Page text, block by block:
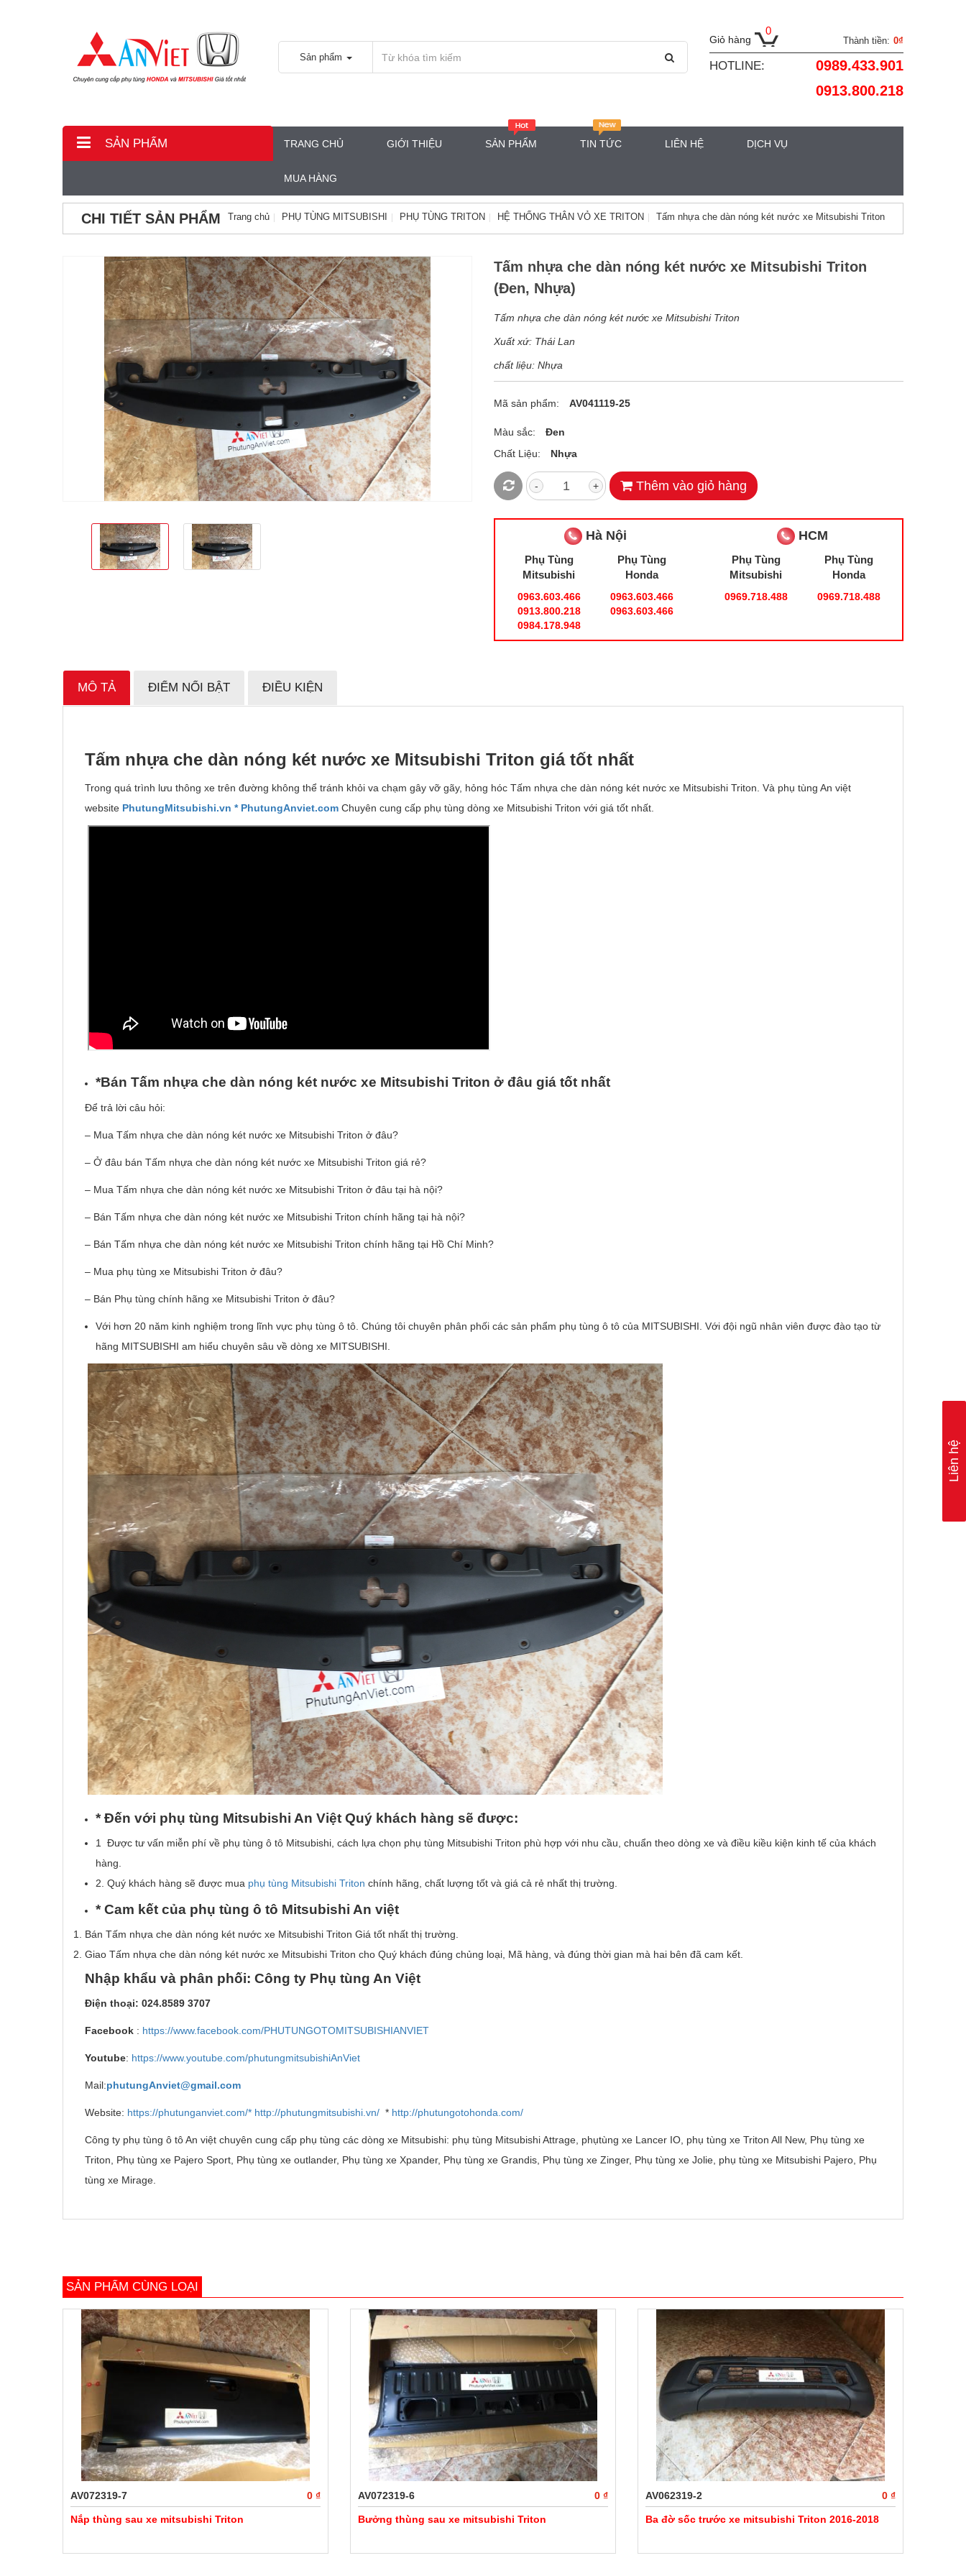
Sản phẩm
Giỏ hàng
0
Thành tiền: 0₫
HOTLINE:
0989.433.901
0913.800.218
SẢN PHẨM TRANG CHỦ GIỚI THIỆU SẢN PHẨM TIN TỨC LIÊN HỆ DỊCH VỤ
MUA HÀNG
CHI TIẾT SẢN PHẨM Trang chủ PHỤ TÙNG MITSUBISHI PHỤ TÙNG TRITON HỆ THỐNG THÂN VỎ XE TRITON Tấm nhựa che dàn nóng két nước xe Mitsubishi Triton
Tấm nhựa che dàn nóng két nước xe Mitsubishi Triton
(Đen, Nhựa)
Tấm nhựa che dàn nóng két nước xe Mitsubishi Triton
Xuất xứ: Thái Lan
chất liệu: Nhựa
Mã sản phẩm: AV041119-25
Màu sắc:
Đen
Chất Liệu:
Nhựa
- + Thêm vào giỏ hàng
Hà Nội
Phụ Tùng
Mitsubishi
0963.603.466
0913.800.218
0984.178.948
Phụ Tùng
Honda
0963.603.466
0963.603.466
HCM
Phụ Tùng
Mitsubishi
0969.718.488
Phụ Tùng
Honda
0969.718.488
MÔ TẢ ĐIỂM NỔI BẬT ĐIỀU KIỆN
Tấm nhựa che dàn nóng két nước xe Mitsubishi Triton giá tốt nhất
Trong quá trình lưu thông xe trên đường không thể tránh khỏi va chạm gây vỡ gãy, hỏng hóc Tấm nhựa che dàn nóng két nước xe Mitsubishi Triton. Và phụ tùng An việt
website PhutungMitsubishi.vn * PhutungAnviet.com Chuyên cung cấp phụ tùng dòng xe Mitsubishi Triton với giá tốt nhất.
*Bán Tấm nhựa che dàn nóng két nước xe Mitsubishi Triton ở đâu giá tốt nhất
Để trả lời câu hỏi:
– Mua Tấm nhựa che dàn nóng két nước xe Mitsubishi Triton ở đâu?
– Ở đâu bán Tấm nhựa che dàn nóng két nước xe Mitsubishi Triton giá rẻ?
– Mua Tấm nhựa che dàn nóng két nước xe Mitsubishi Triton ở đâu tại hà nội?
– Bán Tấm nhựa che dàn nóng két nước xe Mitsubishi Triton chính hãng tại hà nội?
– Bán Tấm nhựa che dàn nóng két nước xe Mitsubishi Triton chính hãng tại Hồ Chí Minh?
– Mua phụ tùng xe Mitsubishi Triton ở đâu?
– Bán Phụ tùng chính hãng xe Mitsubishi Triton ở đâu?
Với hơn 20 năm kinh nghiệm trong lĩnh vực phụ tùng ô tô. Chúng tôi chuyên phân phối các sản phẩm phụ tùng ô tô của MITSUBISHI. Với đội ngũ nhân viên được đào tạo từ
hãng MITSUBISHI am hiểu chuyên sâu về dòng xe MITSUBISHI.
* Đến với phụ tùng Mitsubishi An Việt Quý khách hàng sẽ được:
1 Được tư vấn miễn phí về phụ tùng ô tô Mitsubishi, cách lựa chọn phụ tùng Mitsubishi Triton phù hợp với nhu cầu, chuẩn theo dòng xe và điều kiều kiện kinh tế của khách
hàng.
2. Quý khách hàng sẽ được mua phụ tùng Mitsubishi Triton chính hãng, chất lượng tốt và giá cả rẻ nhất thị trường.
*Cam kết của phụ tùng ô tô Mitsubishi An việt
Bán Tấm nhựa che dàn nóng két nước xe Mitsubishi Triton Giá tốt nhất thị trường.
Giao Tấm nhựa che dàn nóng két nước xe Mitsubishi Triton cho Quý khách đúng chủng loại, Mã hàng, và đúng thời gian mà hai bên đã cam kết.
Nhập khẩu và phân phối: Công ty Phụ tùng An Việt
Điện thoại: 024.8589 3707
Facebook : https://www.facebook.com/PHUTUNGOTOMITSUBISHIANVIET
Youtube: https://www.youtube.com/phutungmitsubishiAnViet
Mail:phutungAnviet@gmail.com
Website: https://phutunganviet.com/* http://phutungmitsubishi.vn/ * http://phutungotohonda.com/
Công ty phụ tùng ô tô An việt chuyên cung cấp phụ tùng các dòng xe Mitsubishi: phụ tùng Mitsubishi Attrage, phụtùng xe Lancer IO, phụ tùng xe Triton All New, Phụ tùng xe
Triton, Phụ tùng xe Pajero Sport, Phụ tùng xe outlander, Phụ tùng xe Xpander, Phụ tùng xe Grandis, Phụ tùng xe Zinger, Phụ tùng xe Jolie, phụ tùng xe Mitsubishi Pajero, Phụ
tùng xe Mirage.
SẢN PHẨM CÙNG LOẠI
AV072319-7 0 ₫
Nắp thùng sau xe mitsubishi Triton
AV072319-6 0 ₫
Bưởng thùng sau xe mitsubishi Triton
AV062319-2 0 ₫
Ba đờ sốc trước xe mitsubishi Triton 2016-2018
Liên hệ